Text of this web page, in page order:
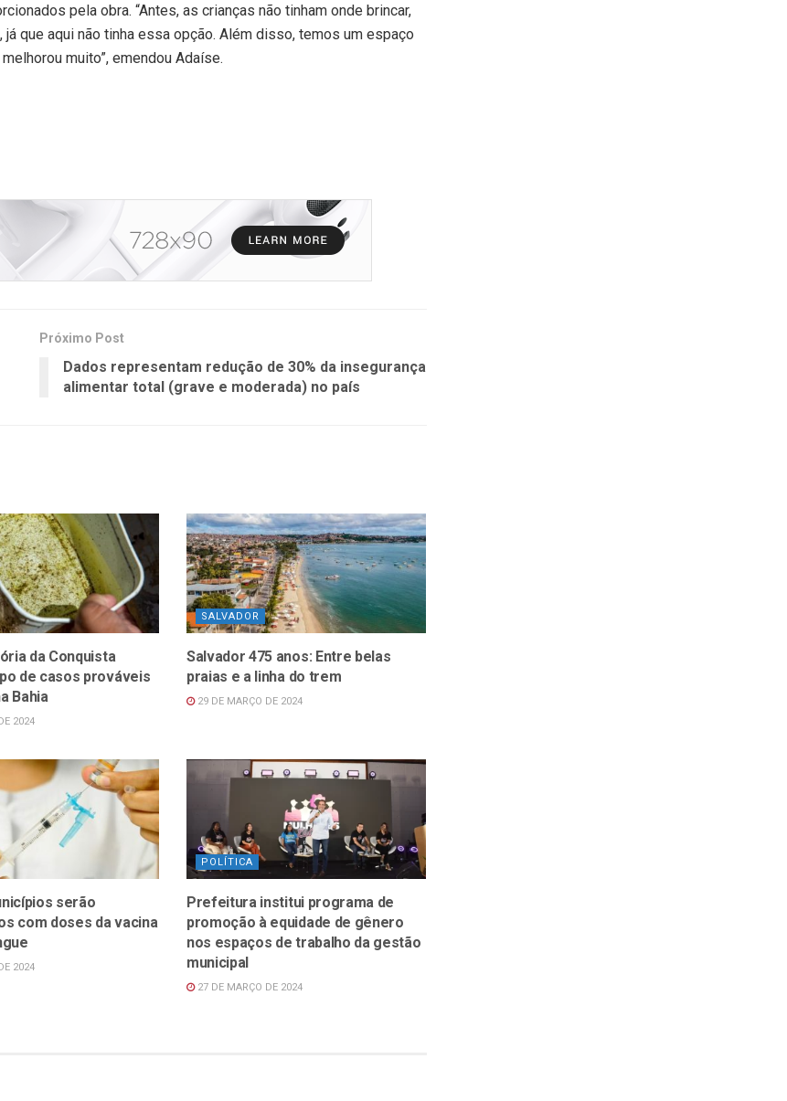
pela obra. “Antes, as crianças não tinham onde brincar,
que aqui não tinha essa opção. Além disso, temos um espaço
muito”, emendou Adaíse.
Próximo Post
Dados representam redução de 30% da insegurança
alimentar total (grave e moderada) no país
da Conquista
de casos prováveis
Bahia
2024
SALVADOR
Salvador 475 anos: Entre belas
praias e a linha do trem
29 DE MARÇO DE 2024
serão
com doses da vacina
2024
POLÍTICA
Prefeitura institui programa de
promoção à equidade de gênero
nos espaços de trabalho da gestão
municipal
27 DE MARÇO DE 2024